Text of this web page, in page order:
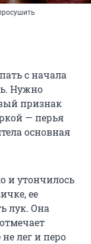
с начала
Нужно
признак
— перья
основная
и утончилось
ее
лук. Она
лег и перо